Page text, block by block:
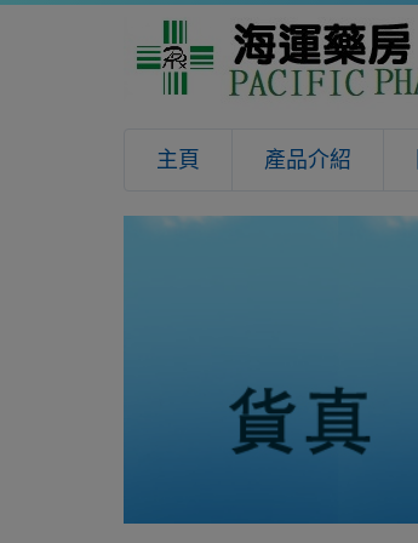
主頁 產品介紹